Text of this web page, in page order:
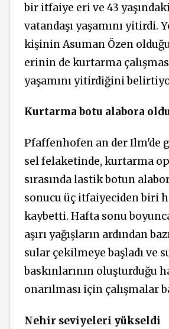
bir itfaiye eri ve 43
vatandaşı yaşamını yitirdi.
kişinin Asuman Özen
erinin de kurtarma
yaşamını yitirdiğini
Kurtarma botu alabora
Pfaffenhofen an der Ilm'de
sel felaketinde, kurtarma
sırasında lastik botun
sonucu üç itfaiyeciden biri
kaybetti. Hafta sonu
aşırı yağışların ardından
sular çekilmeye başladı ve
baskınlarının oluşturduğu
onarılması için çalışmalar
Nehir seviyeleri yükseldi